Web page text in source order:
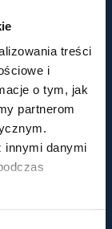
treści
i
o tym, jak
partnerom
innymi danymi
oka